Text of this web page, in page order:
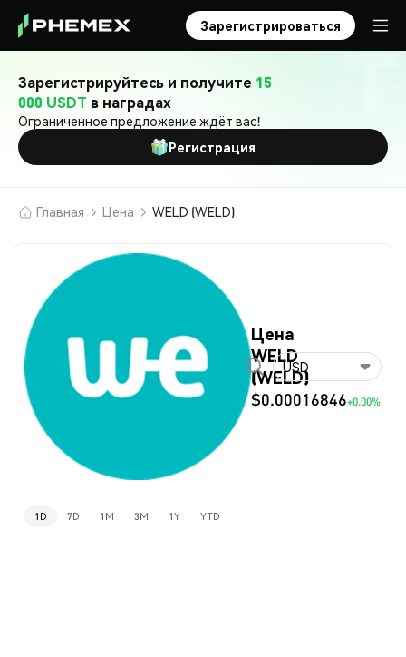
Зарегистрироваться
Зарегистрируйтесь и получите 15
000 USDT в наградах
Ограниченное предложение ждёт вас!
Регистрация
Главная Цена WELD (WELD)
Цена
WELD
(WELD)
$0.00016846+0.00%
USD
1D 7D 1M 3M 1Y YTD